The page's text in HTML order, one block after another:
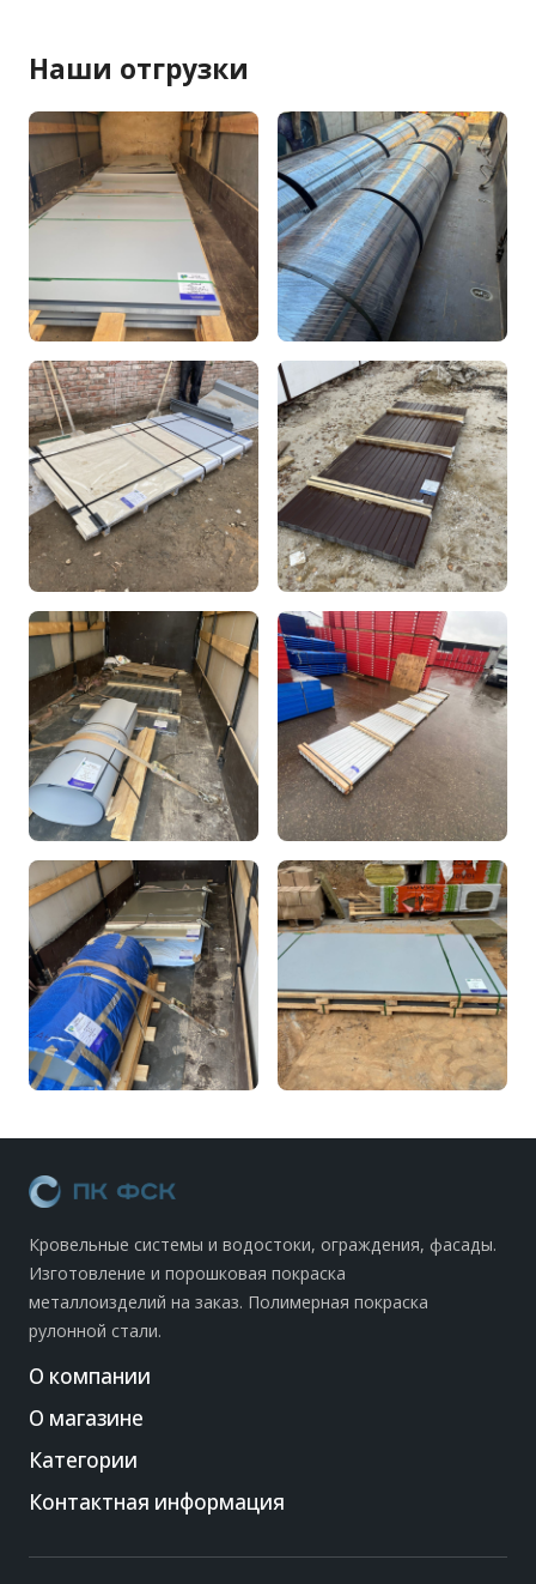
Наши отгрузки
Кровельные системы и водостоки, ограждения, фасады.
Изготовление и порошковая покраска
металлоизделий на заказ. Полимерная покраска
рулонной стали.
О компании
О магазине
Категории
Контактная информация